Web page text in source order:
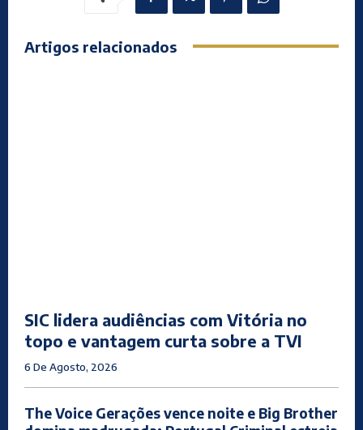
Artigos relacionados
SIC lidera audiências com Vitória no
topo e vantagem curta sobre a TVI
6 De Agosto, 2026
The Voice Gerações vence noite e Big Brother